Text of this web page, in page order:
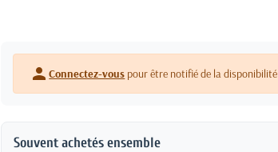
personConnectez-vous pour être notifié de la
Souvent achetés ensemble